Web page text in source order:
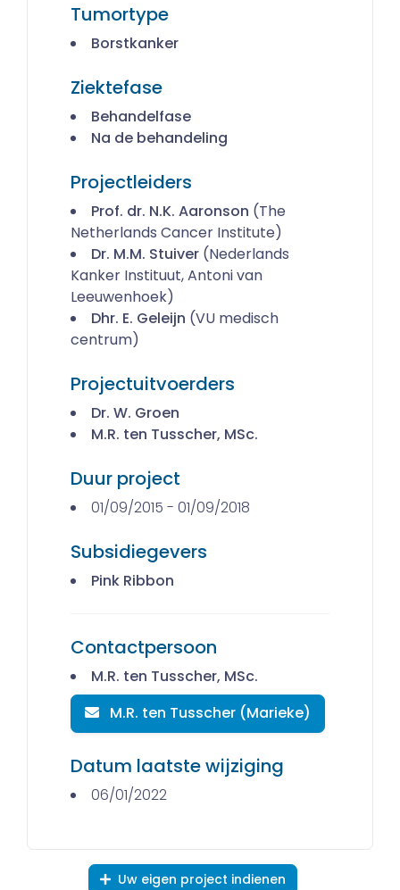
Tumortype
Borstkanker
Ziektefase
Behandelfase
Na de behandeling
Projectleiders
Prof. dr. N.K. Aaronson (The
Netherlands Cancer Institute)
Dr. M.M. Stuiver (Nederlands
Kanker Instituut, Antoni van
Leeuwenhoek)
Dhr. E. Geleijn (VU medisch
centrum)
Projectuitvoerders
Dr. W. Groen
M.R. ten Tusscher, MSc.
Duur project
01/09/2015 - 01/09/2018
Subsidiegevers
Pink Ribbon
Contactpersoon
M.R. ten Tusscher, MSc.
M.R. ten Tusscher (Marieke)
Datum laatste wijziging
06/01/2022
Uw eigen project indienen